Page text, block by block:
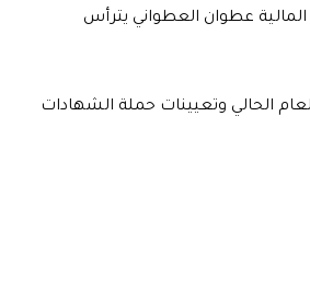
المالية عطوان العطواني يترأس
الحالي وتعيينات حملة الشهادات